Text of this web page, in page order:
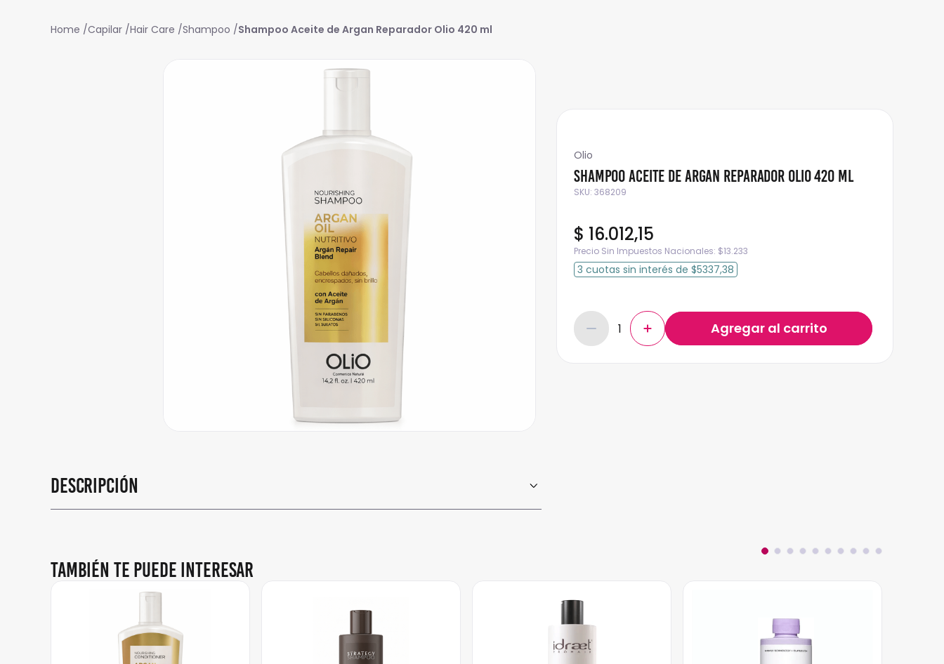
Capilar Hair Care Shampoo Shampoo Aceite de Argan Reparador Olio 420 ml
Descripción
Olio
Shampoo Aceite de Argan Reparador Olio 420 ml
SKU: 368209
$ 16.012,15
Precio Sin Impuestos Nacionales: $13.233
3 cuotas sin interés de $5337,38
También te puede interesar